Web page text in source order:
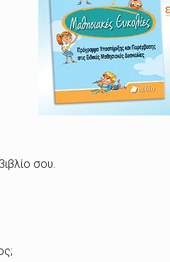
σου.